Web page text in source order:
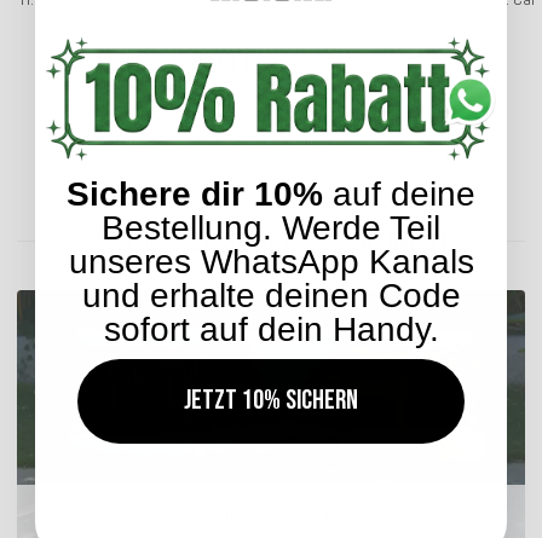
28,99 €*
Lieferzeit: ca. 2-4 Werktage
ENTDECKEN SIE UNSER SORTIMENT
Sichere dir 10% auf deine
Bestellung. Werde Teil
unseres WhatsApp Kanals
und erhalte deinen Code
sofort auf dein Handy.
Jetzt 10% sichern